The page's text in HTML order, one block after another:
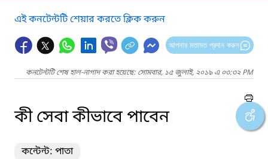
এই কনটেন্টটি শেয়ার করতে ক্লিক করুন
আপনার মতামত প্রদান করুন
কনটেন্টটি শেষ হাল-নাগাদ করা হয়েছে: সোমবার, ১৫ জুলাই, ২০১৯ এ ০৩:৩২ PM
কী সেবা কীভাবে পাবেন
কন্টেন্ট: পাতা